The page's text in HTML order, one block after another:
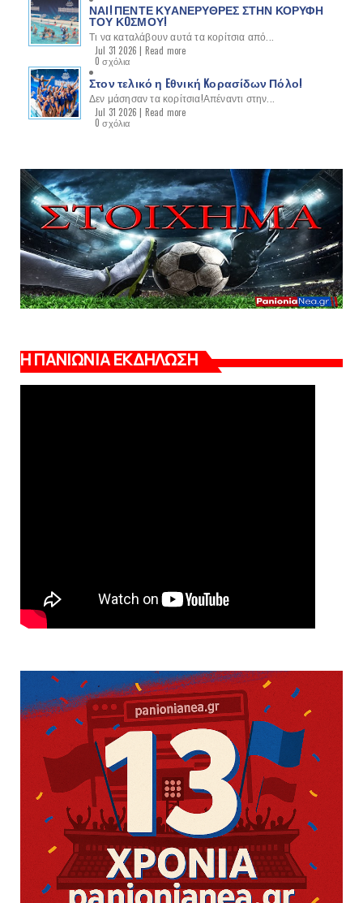
ΝΑΙ! ΠΕΝΤΕ ΚΥΑΝΕΡΥΘΡΕΣ ΣΤΗΝ ΚΟΡΥΦΗ
ΤΟΥ ΚOΣΜΟΥ!
Τι να καταλάβουν αυτά τα κορίτσια από...
Jul 31 2026 | Read more
0 σχόλια
Στον τελικό η Eθνική Kορασίδων Πόλο!
Δεν μάσησαν τα κορίτσια!Απέναντι στην...
Jul 31 2026 | Read more
0 σχόλια
Η ΠΑΝΙΩΝΙΑ ΕΚΔΗΛΩΣΗ